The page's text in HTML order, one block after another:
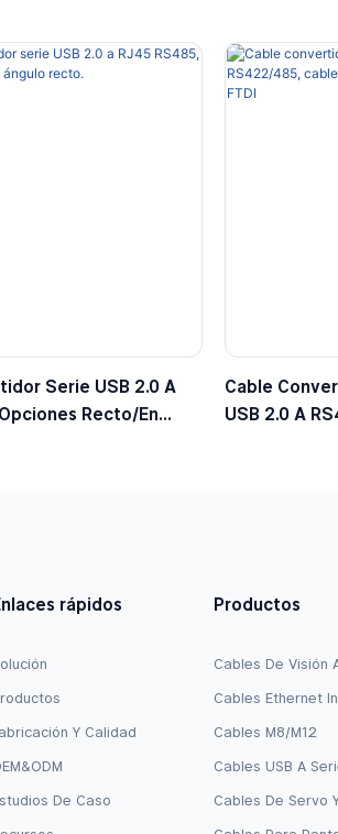
Serie USB 2.0 A
Recto/en
Cable
USB 2.0 A
rápidos
Y Calidad
De Caso
Productos
Cables De Visión
Cables Ethernet
Cables M8/M12
Cables USB A
Cables De Servo